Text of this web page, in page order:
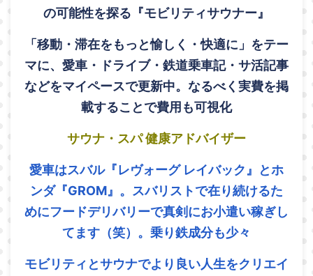
の可能性を探る『モビリティサウナー』
「移動・滞在をもっと愉しく・快適に」をテー
マに、愛車・ドライブ・鉄道乗車記・サ活記事
などをマイペースで更新中。なるべく実費を掲
載することで費用も可視化
サウナ・スパ 健康アドバイザー
愛車はスバル『レヴォーグ レイバック』とホ
ンダ『GROM』。スバリストで在り続けるた
めにフードデリバリーで真剣にお小遣い稼ぎし
てます（笑）。乗り鉄成分も少々
モビリティとサウナでより良い人生をクリエイ